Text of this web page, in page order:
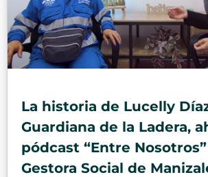
La historia de Lucelly
Guardiana de la Ladera,
pódcast “Entre
Gestora Social de